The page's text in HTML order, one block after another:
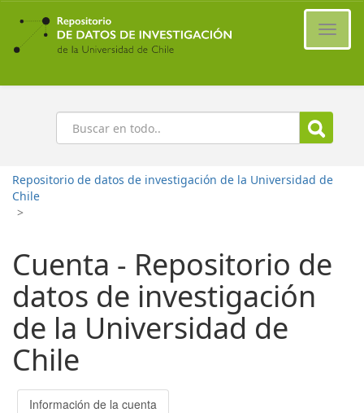
Ir
contenido
principal
Buscar
Repositorio de datos de investigación de la Universidad de
Chile
>
Cuenta - Repositorio de
datos de investigación
de la Universidad de
Chile
Información de la cuenta